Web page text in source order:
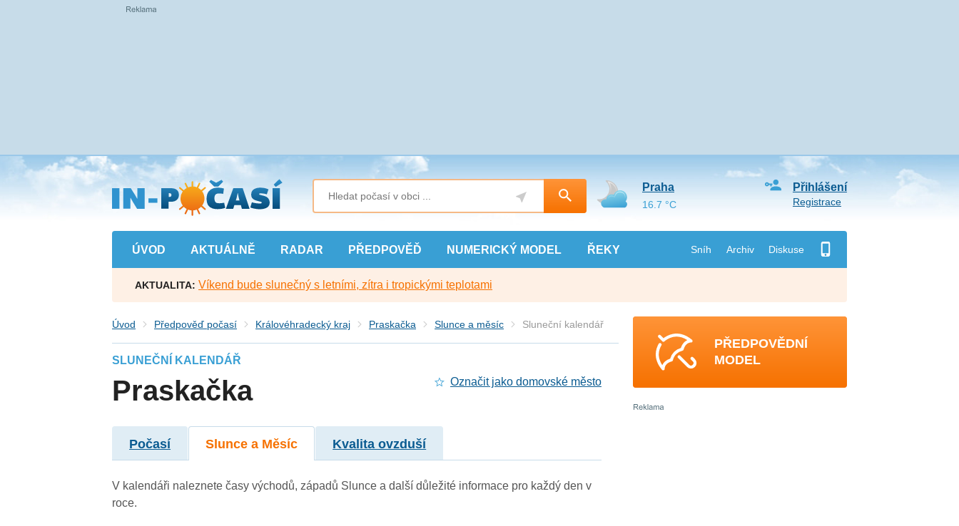
Přejít
na
hlavní
obsah
ÚVOD AKTUÁLNĚ RADAR PŘEDPOVĚĎ NUMERICKÝ MODEL ŘEKY Sníh Archiv Diskuse
Přihlášení
Registrace
Praha
16.7 °C
AKTUALITA: Víkend bude slunečný s letními, zítra i tropickými teplotami
Úvod Předpověď počasí Královéhradecký kraj Praskačka Slunce a měsíc Sluneční kalendář
SLUNEČNÍ KALENDÁŘ
Praskačka Označit jako domovské město
Počasí Slunce a Měsíc Kvalita ovzduší
V kalendáři naleznete časy východů, západů Slunce a další důležité informace pro každý den v
roce.
PŘEDPOVĚDNÍ
MODEL